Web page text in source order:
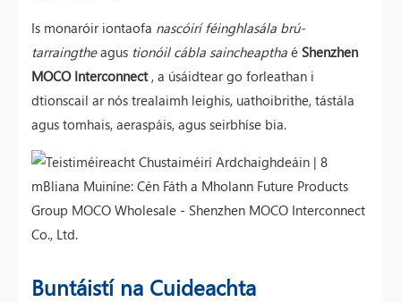
Is monaróir iontaofa nascóirí féinghlasála brú-
tarraingtheagus tionóil cábla saincheaptha é Shenzhen
MOCO Interconnect, a úsáidtear go forleathan i
dtionscail ar nós trealaimh leighis, uathoibrithe, tástála
agus tomhais, aeraspáis, agus seirbhíse bia.
Buntáistí na Cuideachta